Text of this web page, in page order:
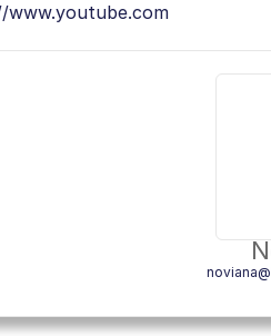
www.youtube.com